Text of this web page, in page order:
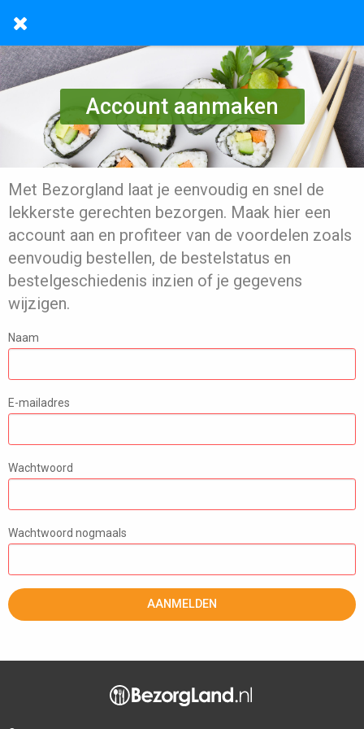
Account aanmaken
Met Bezorgland laat je eenvoudig en snel de
lekkerste gerechten bezorgen. Maak hier een
account aan en profiteer van de voordelen zoals
eenvoudig bestellen, de bestelstatus en
bestelgeschiedenis inzien of je gegevens
wijzigen.
Naam
E-mailadres
Wachtwoord
Wachtwoord nogmaals
AANMELDEN